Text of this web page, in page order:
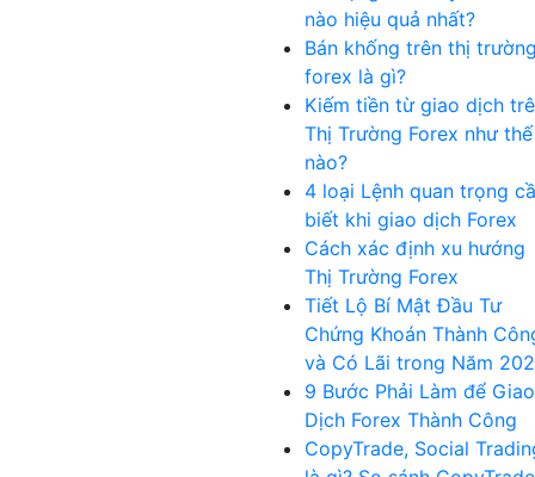
nào hiệu quả nhất?
Bán khống trên thị trường
forex là gì?
Kiếm tiền từ giao dịch
Thị Trường Forex như thế
nào?
4 loại Lệnh quan trọng
biết khi giao dịch Forex
Cách xác định xu hướng
Thị Trường Forex
Tiết Lộ Bí Mật Đầu Tư
Chứng Khoán Thành
và Có Lãi trong Năm
9 Bước Phải Làm để Giao
Dịch Forex Thành Công
CopyTrade, Social